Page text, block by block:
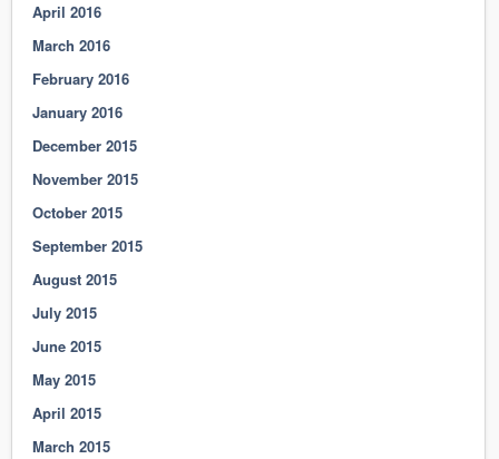
April 2016
March 2016
February 2016
January 2016
December 2015
November 2015
October 2015
September 2015
August 2015
July 2015
June 2015
May 2015
April 2015
March 2015